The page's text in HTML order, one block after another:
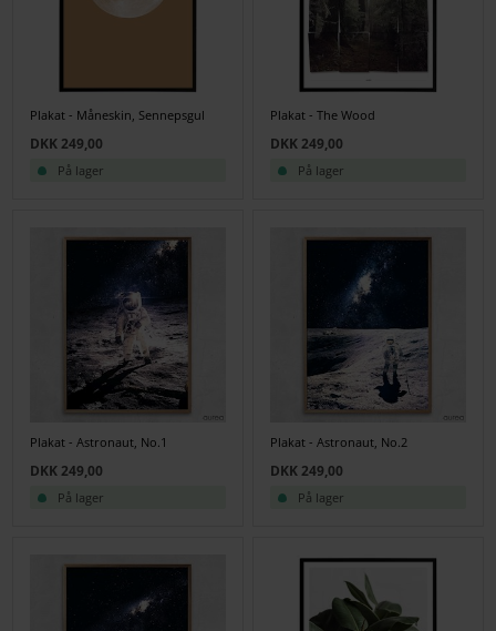
Plakat - Måneskin, Sennepsgul
DKK 249,00
På lager
Plakat - The Wood
DKK 249,00
På lager
Plakat - Astronaut, No.1
DKK 249,00
På lager
Plakat - Astronaut, No.2
DKK 249,00
På lager